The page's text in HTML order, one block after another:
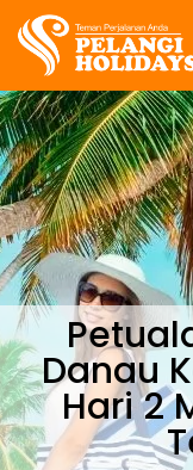
Danau
Hari 2